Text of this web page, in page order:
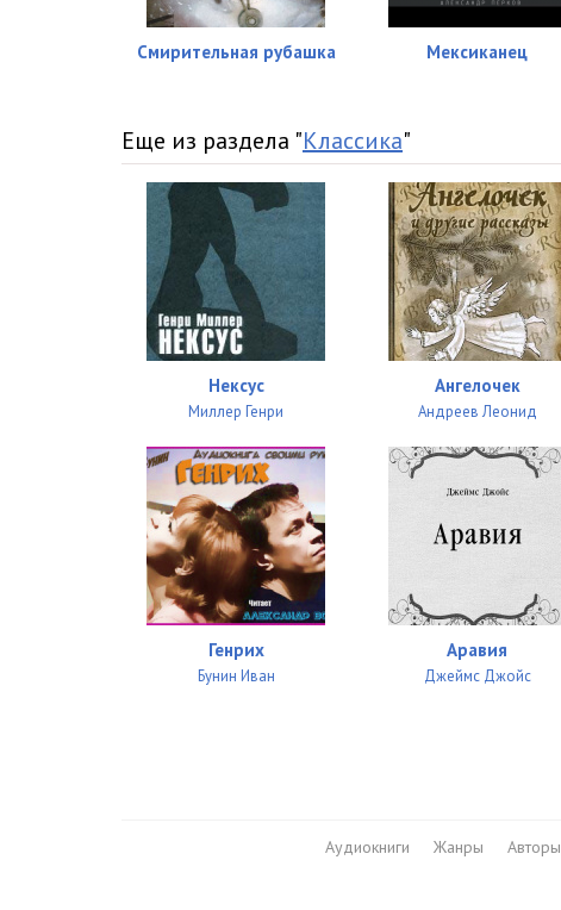
Смирительная рубашка Мексиканец
Еще из раздела "Классика"
Нексус
Миллер Генри
Ангелочек
Андреев Леонид
Генрих
Бунин Иван
Аравия
Джеймс Джойс
Аудиокниги Жанры Авторы